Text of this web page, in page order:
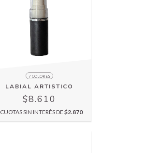
7 COLORES
LABIAL ARTISTICO
$8.610
CUOTAS SIN INTERÉS DE$2.870